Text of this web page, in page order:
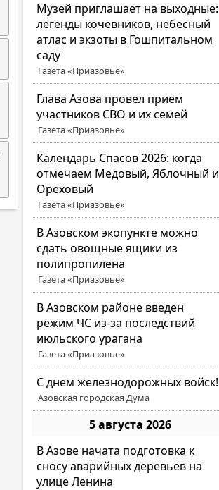
Музей приглашает на выходные:
легенды кочевников, небесный
атлас и экзоты в Гошпитальном
саду
Газета «Приазовье»
Глава Азова провел прием
участников СВО и их семей
Газета «Приазовье»
Календарь Спасов 2026: когда
отмечаем Медовый, Яблочный и
Ореховый
Газета «Приазовье»
В Азовском экопункте можно
сдать овощные ящики из
полипропилена
Газета «Приазовье»
В Азовском районе введен
режим ЧС из-за последствий
июльского урагана
Газета «Приазовье»
С днем железнодорожных войск!
Азовская городская Дума
5 августа 2026
В Азове начата подготовка к
сносу аварийных деревьев на
улице Ленина